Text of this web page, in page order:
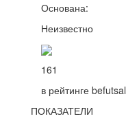
Основана:
Неизвестно
161
в рейтинге befutsal
ПОКАЗАТЕЛИ